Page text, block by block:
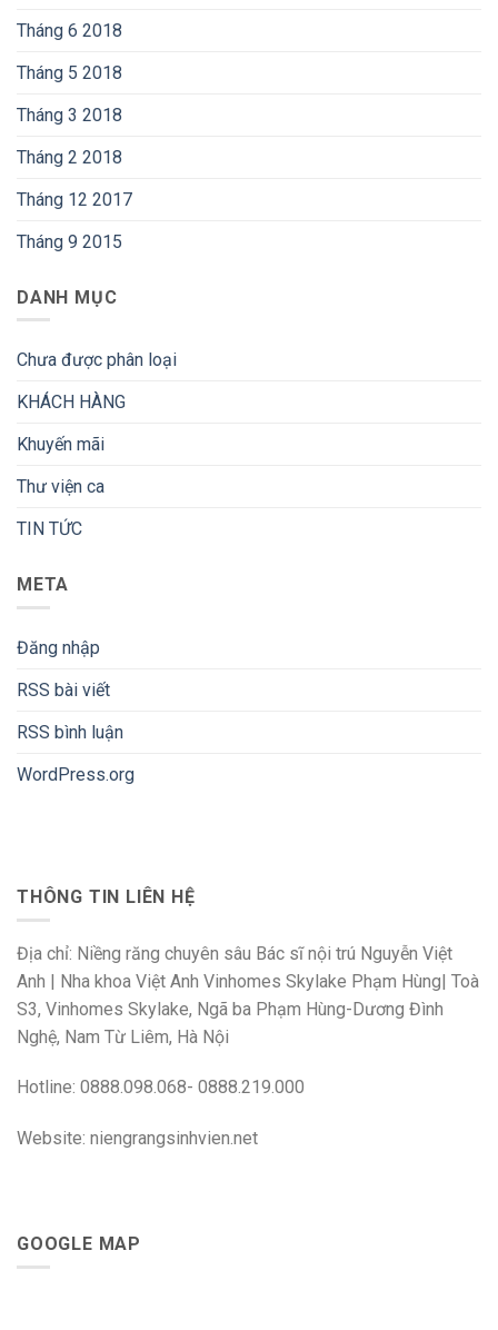
Tháng 6 2018
Tháng 5 2018
Tháng 3 2018
Tháng 2 2018
Tháng 12 2017
Tháng 9 2015
DANH MỤC
Chưa được phân loại
KHÁCH HÀNG
Khuyến mãi
Thư viện ca
TIN TỨC
META
Đăng nhập
RSS bài viết
RSS bình luận
WordPress.org
THÔNG TIN LIÊN HỆ
Địa chỉ: Niềng răng chuyên sâu Bác sĩ nội trú Nguyễn Việt
Anh | Nha khoa Việt Anh Vinhomes Skylake Phạm Hùng| Toà
S3, Vinhomes Skylake, Ngã ba Phạm Hùng-Dương Đình
Nghệ, Nam Từ Liêm, Hà Nội
Hotline: 0888.098.068- 0888.219.000
Website: niengrangsinhvien.net
GOOGLE MAP